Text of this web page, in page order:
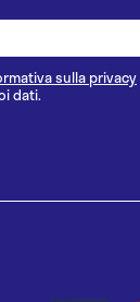
sulla privacy
dati.